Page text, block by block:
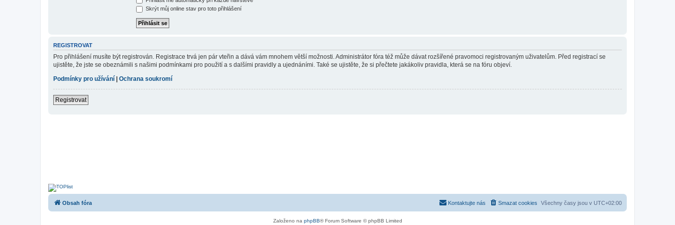
Skrýt můj online stav pro toto přihlášení
REGISTROVAT
Pro přihlášení musíte být registrován. Registrace trvá jen pár vteřin a dává vám mnohem větší možnosti. Administrátor fóra též může dávat rozšířené pravomoci registrovaným uživatelům. Před registrací se
ujistěte, že jste se obeznámili s našimi podmínkami pro použití a s dalšími pravidly a ujednáními. Také se ujistěte, že si přečtete jakákoliv pravidla, která se na fóru objeví.
Podmínky pro užívání
Ochrana soukromí
Registrovat
Obsah fóra Všechny časy jsou v UTC+02:00
Smazat cookies
Kontaktujte nás
Založeno na phpBB® Forum Software © phpBB Limited